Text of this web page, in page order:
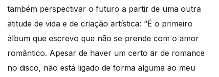
também perspectivar o futuro a partir de uma outra
atitude de vida e de criação artística: “É o primeiro
álbum que escrevo que não se prende com o amor
romântico. Apesar de haver um certo ar de romance
no disco, não está ligado de forma alguma ao meu